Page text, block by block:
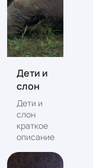
Дети и
слон
Дети и
слон
краткое
описание